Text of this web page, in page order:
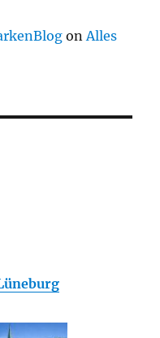
onAlles